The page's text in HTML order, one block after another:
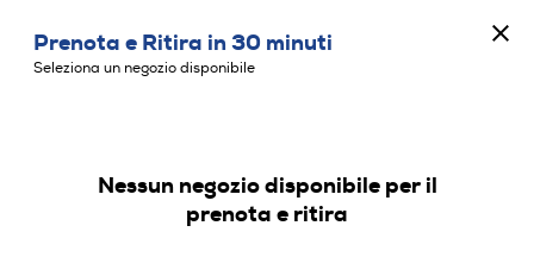
ACCESSORI PS5
Prenota e Ritira in 30 minuti
Seleziona un negozio disponibile
Nessun negozio disponibile per il
prenota e ritira